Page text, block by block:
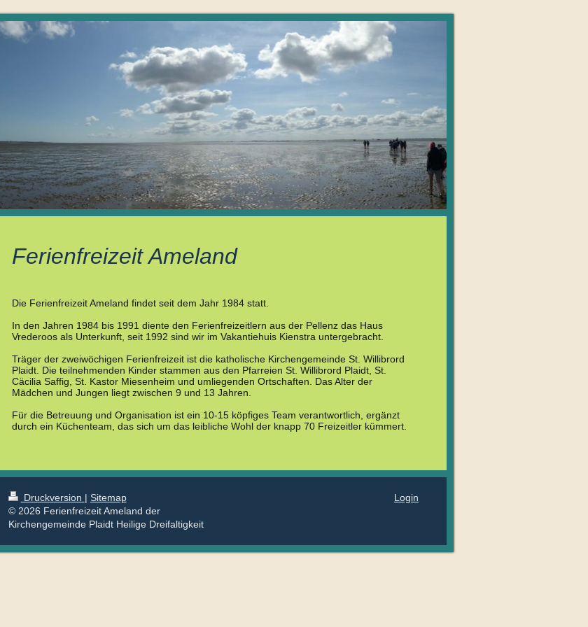
Ferienfreizeit Ameland
Die Ferienfreizeit Ameland findet seit dem Jahr 1984 statt.
In den Jahren 1984 bis 1991 diente den Ferienfreizeitlern aus der Pellenz das Haus
Vrederoos als Unterkunft, seit 1992 sind wir im Vakantiehuis Kienstra untergebracht.
Träger der zweiwöchigen Ferienfreizeit ist die katholische Kirchengemeinde St. Willibrord
Plaidt. Die teilnehmenden Kinder stammen aus den Pfarreien St. Willibrord Plaidt, St.
Cäcilia Saffig, St. Kastor Miesenheim und umliegenden Ortschaften. Das Alter der
Mädchen und Jungen liegt zwischen 9 und 13 Jahren.
Für die Betreuung und Organisation ist ein 10-15 köpfiges Team verantwortlich, ergänzt
durch ein Küchenteam, das sich um das leibliche Wohl der knapp 70 Freizeitler kümmert.
Druckversion | Sitemap
© 2026 Ferienfreizeit Ameland der
Kirchengemeinde Plaidt Heilige Dreifaltigkeit
Login